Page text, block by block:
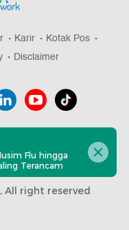
Karir
Kotak Pos
Disclaimer
All right reserved
Flu hingga
Terancam